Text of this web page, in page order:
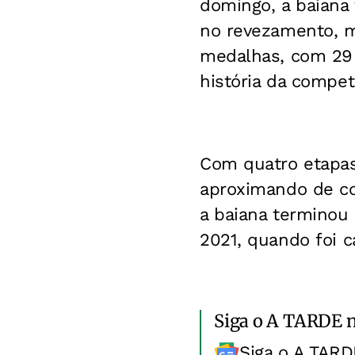
domingo, a
no revezamento,
medalhas, com
história da
Com quatro
aproximando de
a baiana
2021, quando foi
Siga o A TARDE